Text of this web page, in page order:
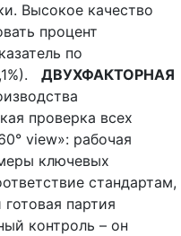
Высокое качество
процент
по
ДВУХФАКТОРНАЯ
проверка всех
view»: рабочая
ключевых
стандартам,
партия
контроль – он